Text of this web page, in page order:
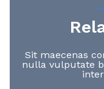
Sit maecenas
nulla vulputate